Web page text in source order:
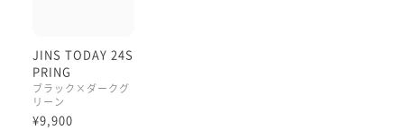
JINS TODAY 24S
PRING
ブラック×ダークグ
リーン
¥9,900